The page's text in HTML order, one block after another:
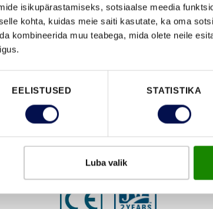
isikupärastamiseks, sotsiaalse meedia
kohta, kuidas meie saiti kasutate, ka oma
kombineerida muu teabega, mida olete neile
EELISTUSED STATISTIKA
Luba valik